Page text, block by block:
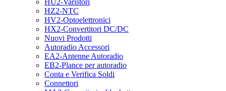
HU2-Varistori
HZ2-NTC
HV2-Optoelettronici
HX2-Convertitori DC/DC
Nuovi Prodotti
Autoradio Accessori
EA2-Antenne Autoradio
EB2-Plance per autoradio
Conta e Verifica Soldi
Connettori